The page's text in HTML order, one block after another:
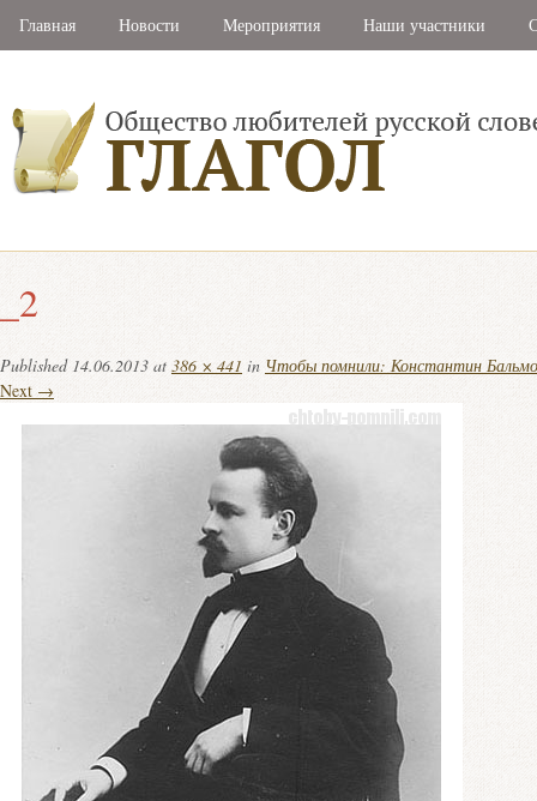
Главная Новости Мероприятия Наши участники
_2
Published 14.06.2013 at 386 × 441 in Чтобы помнили: Константин
Next →